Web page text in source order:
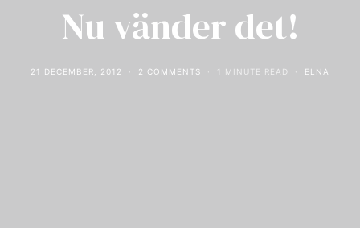
Nu vänder det!
21 DECEMBER, 2012 2 COMMENTS 1 MINUTE READ ELNA